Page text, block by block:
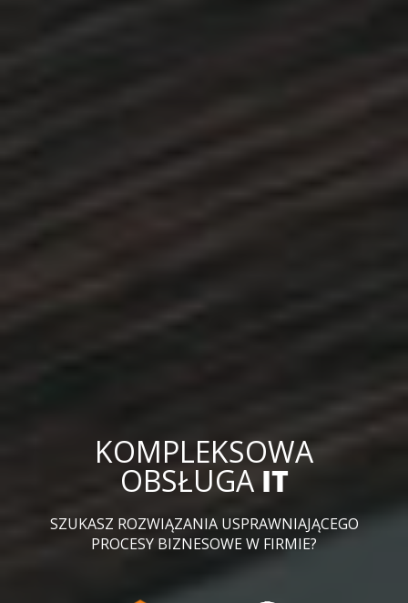
KOMPLEKSOWA
OBSŁUGA IT
SZUKASZ ROZWIĄZANIA USPRAWNIAJĄCEGO
PROCESY BIZNESOWE W FIRMIE?